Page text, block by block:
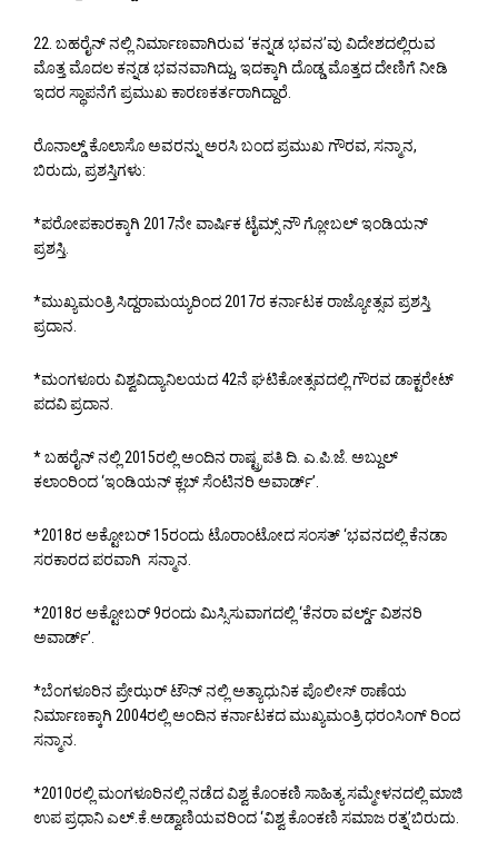
22. ಬಹರೈನ್ ನಲ್ಲಿ ನಿರ್ಮಾಣವಾಗಿರುವ ‘ಕನ್ನಡ ಭವನ’ವು ವಿದೇಶದಲ್ಲಿರುವ
ಮೊತ್ತ ಮೊದಲ ಕನ್ನಡ ಭವನವಾಗಿದ್ದು, ಇದಕ್ಕಾಗಿ ದೊಡ್ಡ ಮೊತ್ತದ ದೇಣಿಗೆ ನೀಡಿ
ಇದರ ಸ್ಥಾಪನೆಗೆ ಪ್ರಮುಖ ಕಾರಣಕರ್ತರಾಗಿದ್ದಾರೆ.
ರೊನಾಲ್ಡ್ ಕೊಲಾಸೊ ಅವರನ್ನು ಅರಸಿ ಬಂದ ಪ್ರಮುಖ ಗೌರವ, ಸನ್ಮಾನ,
ಬಿರುದು, ಪ್ರಶಸ್ತಿಗಳು:
*ಪರೋಪಕಾರಕ್ಕಾಗಿ 2017ನೇ ವಾರ್ಷಿಕ ಟೈಮ್ಸ್ ನೌ ಗ್ಲೋಬಲ್ ಇಂಡಿಯನ್
ಪ್ರಶಸ್ತಿ.
*ಮುಖ್ಯಮಂತ್ರಿ ಸಿದ್ದರಾಮಯ್ಯರಿಂದ 2017ರ ಕರ್ನಾಟಕ ರಾಜ್ಯೋತ್ಸವ ಪ್ರಶಸ್ತಿ
ಪ್ರದಾನ.
*ಮಂಗಳೂರು ವಿಶ್ವವಿದ್ಯಾನಿಲಯದ 42ನೆ ಘಟಿಕೋತ್ಸವದಲ್ಲಿ ಗೌರವ ಡಾಕ್ಟರೇಟ್
ಪದವಿ ಪ್ರದಾನ.
* ಬಹರೈನ್ ನಲ್ಲಿ 2015ರಲ್ಲಿ ಅಂದಿನ ರಾಷ್ಟ್ರಪತಿ ದಿ. ಎ.ಪಿ.ಜೆ. ಅಬ್ದುಲ್
ಕಲಾಂರಿಂದ ‘ಇಂಡಿಯನ್ ಕ್ಲಬ್ ಸೆಂಟಿನರಿ ಅವಾರ್ಡ್’.
*2018ರ ಅಕ್ಟೋಬರ್ 15ರಂದು ಟೊರಾಂಟೋದ ಸಂಸತ್ ‘ಭವನದಲ್ಲಿ ಕೆನಡಾ
ಸರಕಾರದ ಪರವಾಗಿ ಸನ್ಮಾನ.
*2018ರ ಅಕ್ಟೋಬರ್ 9ರಂದು ಮಿಸ್ಸಿಸುವಾಗದಲ್ಲಿ ‘ಕೆನರಾ ವರ್ಲ್ಡ್ ವಿಶನರಿ
ಅವಾರ್ಡ್’.
*ಬೆಂಗಳೂರಿನ ಪ್ರೇಝರ್ ಟೌನ್ ನಲ್ಲಿ ಅತ್ಯಾಧುನಿಕ ಪೊಲೀಸ್ ಠಾಣೆಯ
ನಿರ್ಮಾಣಕ್ಕಾಗಿ 2004ರಲ್ಲಿ ಅಂದಿನ ಕರ್ನಾಟಕದ ಮುಖ್ಯಮಂತ್ರಿ ಧರಂಸಿಂಗ್ ರಿಂದ
ಸನ್ಮಾನ.
*2010ರಲ್ಲಿ ಮಂಗಳೂರಿನಲ್ಲಿ ನಡೆದ ವಿಶ್ವ ಕೊಂಕಣಿ ಸಾಹಿತ್ಯ ಸಮ್ಮೇಳನದಲ್ಲಿ ಮಾಜಿ
ಉಪ ಪ್ರಧಾನಿ ಎಲ್.ಕೆ.ಅಡ್ವಾಣಿಯವರಿಂದ ‘ವಿಶ್ವ ಕೊಂಕಣಿ ಸಮಾಜ ರತ್ನ’ಬಿರುದು.